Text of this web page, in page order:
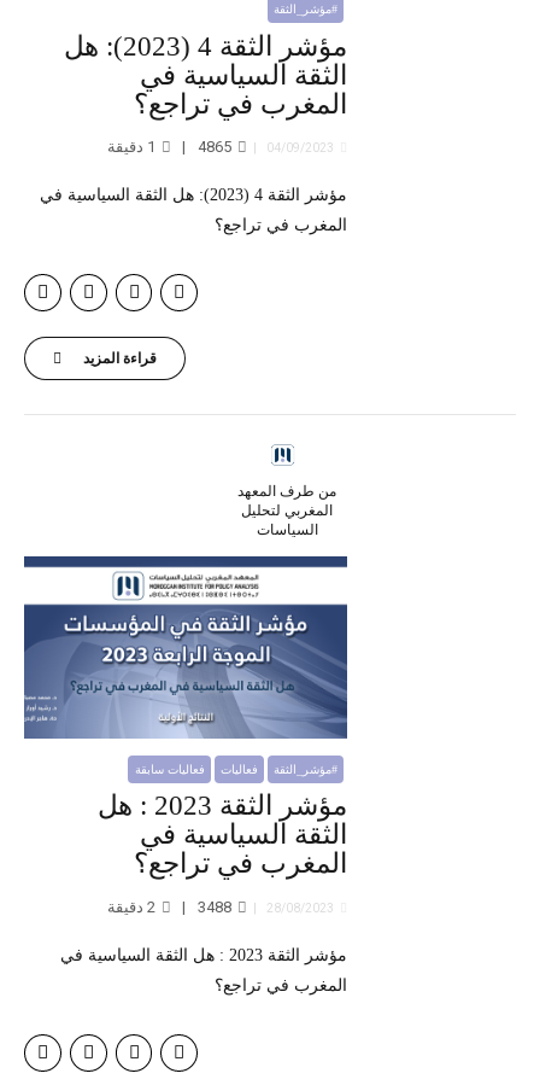
#مؤشر_الثقة
مؤشر الثقة 4 (2023): هل
الثقة السياسية في
المغرب في تراجع؟
04/09/2023
4865
1 دقيقة
مؤشر الثقة 4 (2023): هل الثقة السياسية في
المغرب في تراجع؟
قراءة المزيد
من طرف المعهد
المغربي لتحليل
السياسات
#مؤشر_الثقة فعاليات فعاليات سابقة
مؤشر الثقة 2023 : هل
الثقة السياسية في
المغرب في تراجع؟
28/08/2023
3488
2دقيقة
مؤشر الثقة 2023 : هل الثقة السياسية في
المغرب في تراجع؟